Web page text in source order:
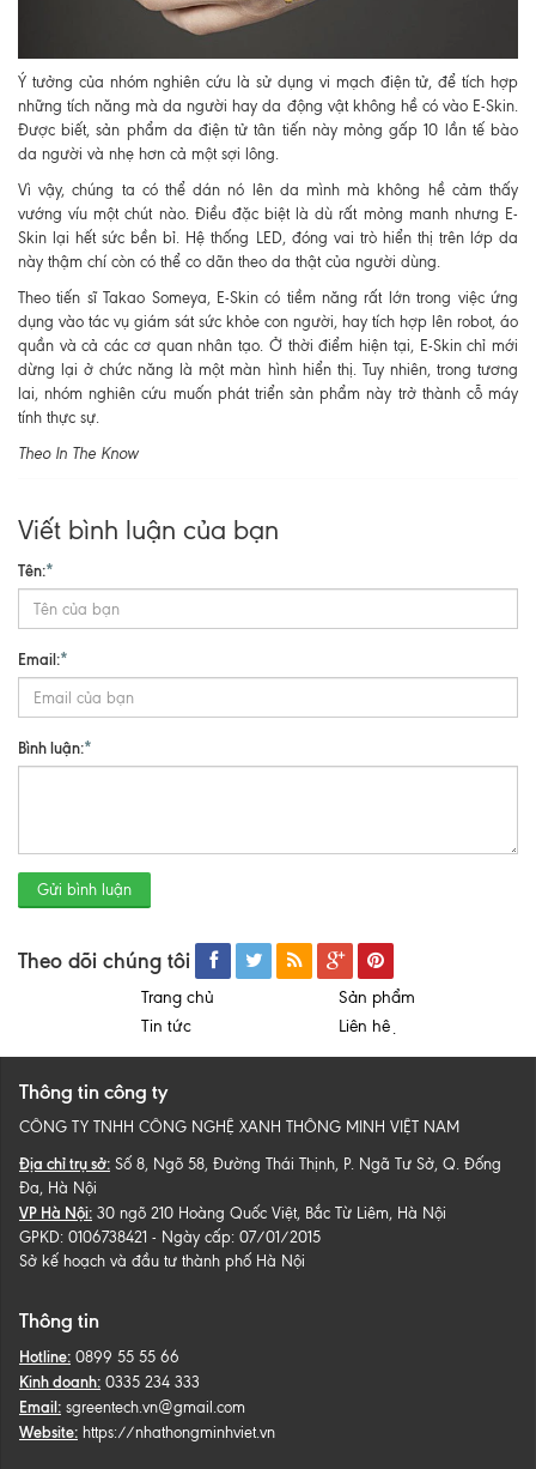
Ý tưởng của nhóm nghiên cứu là sử dụng vi mạch điện tử, để tích hợp
những tích năng mà da người hay da động vật không hề có vào E-Skin.
Được biết, sản phẩm da điện tử tân tiến này mỏng gấp 10 lần tế bào
da người và nhẹ hơn cả một sợi lông.
Vì vậy, chúng ta có thể dán nó lên da mình mà không hề cảm thấy
vướng víu một chút nào. Điều đặc biệt là dù rất mỏng manh nhưng E-
Skin lại hết sức bền bỉ. Hệ thống LED, đóng vai trò hiển thị trên lớp da
này thậm chí còn có thể co dãn theo da thật của người dùng.
Theo tiến sĩ Takao Someya, E-Skin có tiềm năng rất lớn trong việc ứng
dụng vào tác vụ giám sát sức khỏe con người, hay tích hợp lên robot, áo
quần và cả các cơ quan nhân tạo. Ở thời điểm hiện tại, E-Skin chỉ mới
dừng lại ở chức năng là một màn hình hiển thị. Tuy nhiên, trong tương
lai, nhóm nghiên cứu muốn phát triển sản phẩm này trở thành cỗ máy
tính thực sự.
Theo In The Know
Viết bình luận của bạn
Tên:*
Email:*
Bình luận:*
Gửi bình luận
Theo dõi chúng tôi
Trang chủ
Sản phẩm
Tin tức
Liên hệ
Thông tin công ty
CÔNG TY TNHH CÔNG NGHỆ XANH THÔNG MINH VIỆT NAM
Địa chỉ trụ sở: Số 8, Ngõ 58, Đường Thái Thịnh, P. Ngã Tư Sở, Q. Đống
Đa, Hà Nội
VP Hà Nội: 30 ngõ 210 Hoàng Quốc Việt, Bắc Từ Liêm, Hà Nội
GPKD: 0106738421 - Ngày cấp: 07/01/2015
Sở kế hoạch và đầu tư thành phố Hà Nội
Thông tin
Hotline: 0899 55 55 66
Kinh doanh: 0335 234 333
Email: sgreentech.vn@gmail.com
Website: https://nhathongminhviet.vn